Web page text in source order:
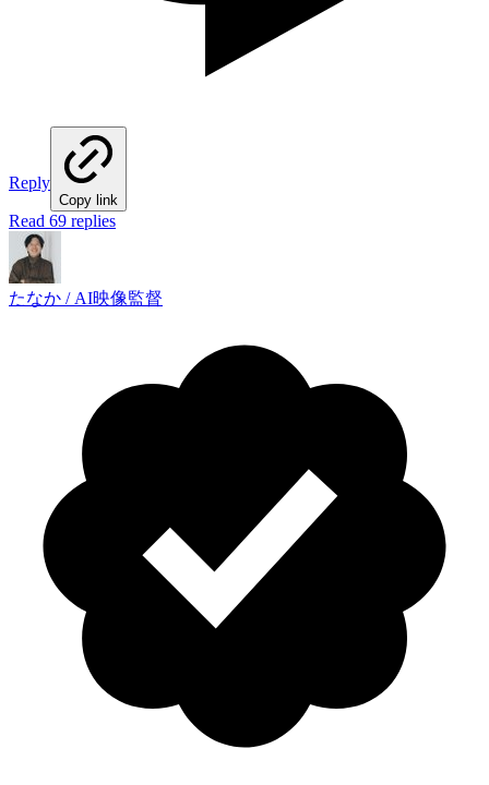
Reply
Copy link
Read 69 replies
たなか / AI映像監督